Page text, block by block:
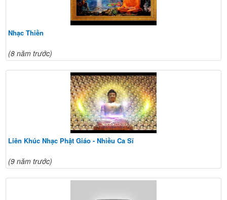
Nhạc Thiền
(8 năm trước)
Liên Khúc Nhạc Phật Giáo - Nhiều Ca Sĩ
(9 năm trước)